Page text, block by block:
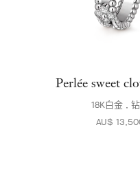
Perlée sweet
18K白金 ,
AU$